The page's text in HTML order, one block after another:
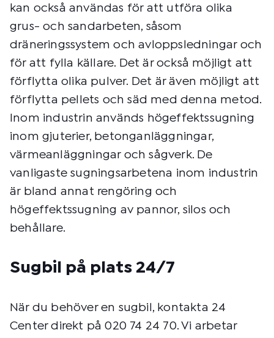
kan också användas för att utföra olika
grus- och sandarbeten, såsom
dräneringssystem och avloppsledningar och
för att fylla källare. Det är också möjligt att
förflytta olika pulver. Det är även möjligt att
förflytta pellets och säd med denna metod.
Inom industrin används högeffektssugning
inom gjuterier, betonganläggningar,
värmeanläggningar och sågverk. De
vanligaste sugningsarbetena inom industrin
är bland annat rengöring och
högeffektssugning av pannor, silos och
behållare.
Sugbil på plats 24/7
När du behöver en sugbil, kontakta 24
Center direkt på 020 74 24 70. Vi arbetar